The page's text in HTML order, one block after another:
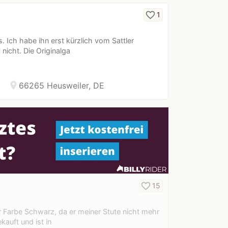
Ich habe ihn erst kürzlich vom Sattler
Die Originalga
favorite_border1
location_on 66265 Heusweiler, DE
Schwarz, da er meiner Stute nicht mehr
und ist in
favorite_border 15